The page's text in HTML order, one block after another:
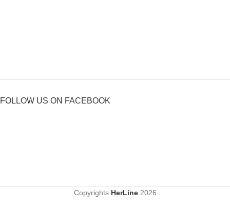
FOLLOW US ON FACEBOOK
Copyrights HerLine 2026